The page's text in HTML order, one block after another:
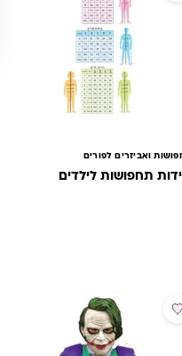
ואביזרים לפורים
תחפושות לילדים